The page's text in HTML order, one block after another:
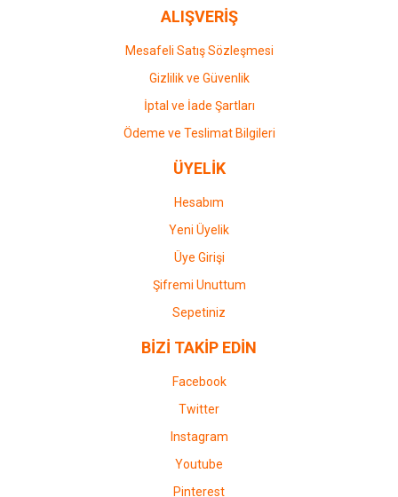
ALIŞVERİŞ
Mesafeli Satış Sözleşmesi
Gizlilik ve Güvenlik
İptal ve İade Şartları
Ödeme ve Teslimat Bilgileri
ÜYELİK
Hesabım
Yeni Üyelik
Üye Girişi
Şifremi Unuttum
Sepetiniz
BİZİ TAKİP EDİN
Facebook
Twitter
Instagram
Youtube
Pinterest